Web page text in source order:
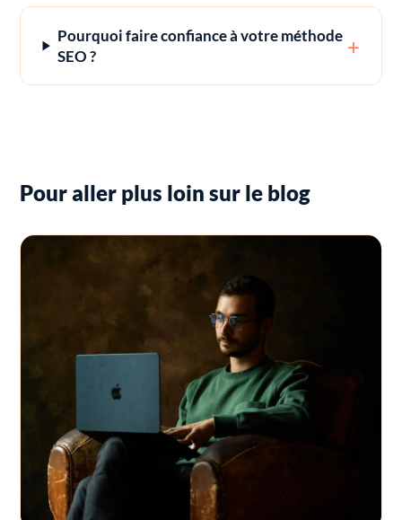
Pourquoi faire confiance à votre méthode
SEO ?
+
Pour aller plus loin sur le blog